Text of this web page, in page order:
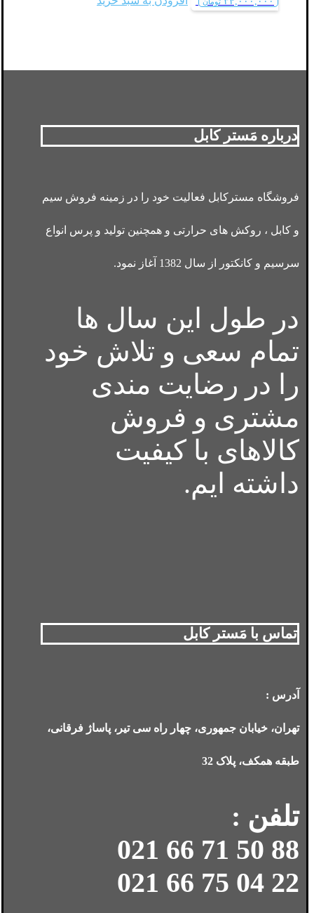
درباره مَستر کابل
فروشگاه مسترکابل فعالیت خود را در زمینه فروش سیم
و کابل ، روکش های حرارتی و همچنین تولید و پرس انواع
سرسیم و کانکتور از سال 1382 آغاز نمود.
در طول این سال ها
تمام سعی و تلاش خود
را در رضایت مندی
مشتری و فروش
کالاهای با کیفیت
داشته ایم.
تماس با مَستر کابل
آدرس :
تهران، خیابان جمهوری، چهار راه سی تیر، پاساژ فرقانی،
طبقه همکف، پلاک 32
تلفن :
88 50 71 66 021
22 04 75 66 021